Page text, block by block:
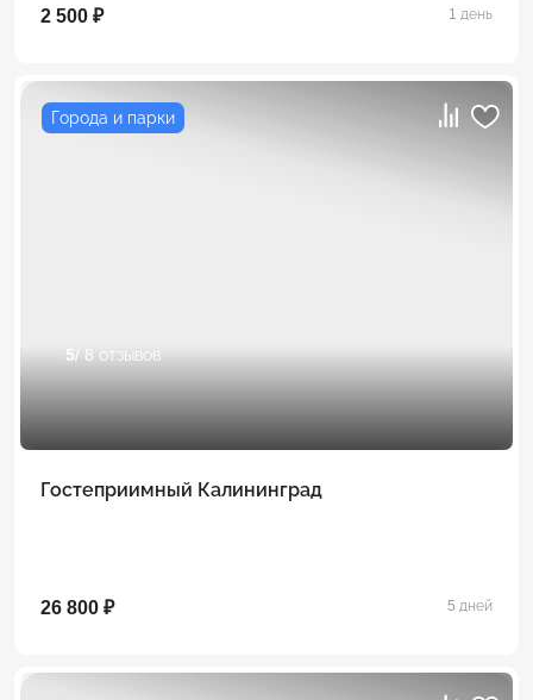
2 500 ₽ 1 день
Города и парки
5/ 8 отзывов
Гостеприимный Калининград
26 800 ₽ 5 дней